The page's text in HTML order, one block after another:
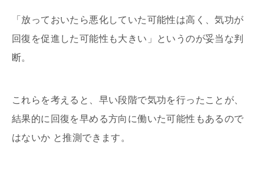
「放っておいたら悪化していた可能性は高く、気功が
回復を促進した可能性も大きい」というのが妥当な判
断。
これらを考えると、早い段階で気功を行ったことが、
結果的に回復を早める方向に働いた可能性もあるので
はないか と推測できます。